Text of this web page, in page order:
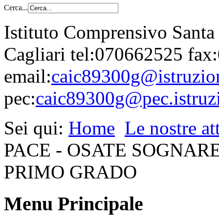
Cerca...
Istituto Comprensivo
Cagliari tel:070662525
email:
pec:
Sei qui: Home Le nostre
PACE - OSATE
PRIMO GRADO
Menu Principale